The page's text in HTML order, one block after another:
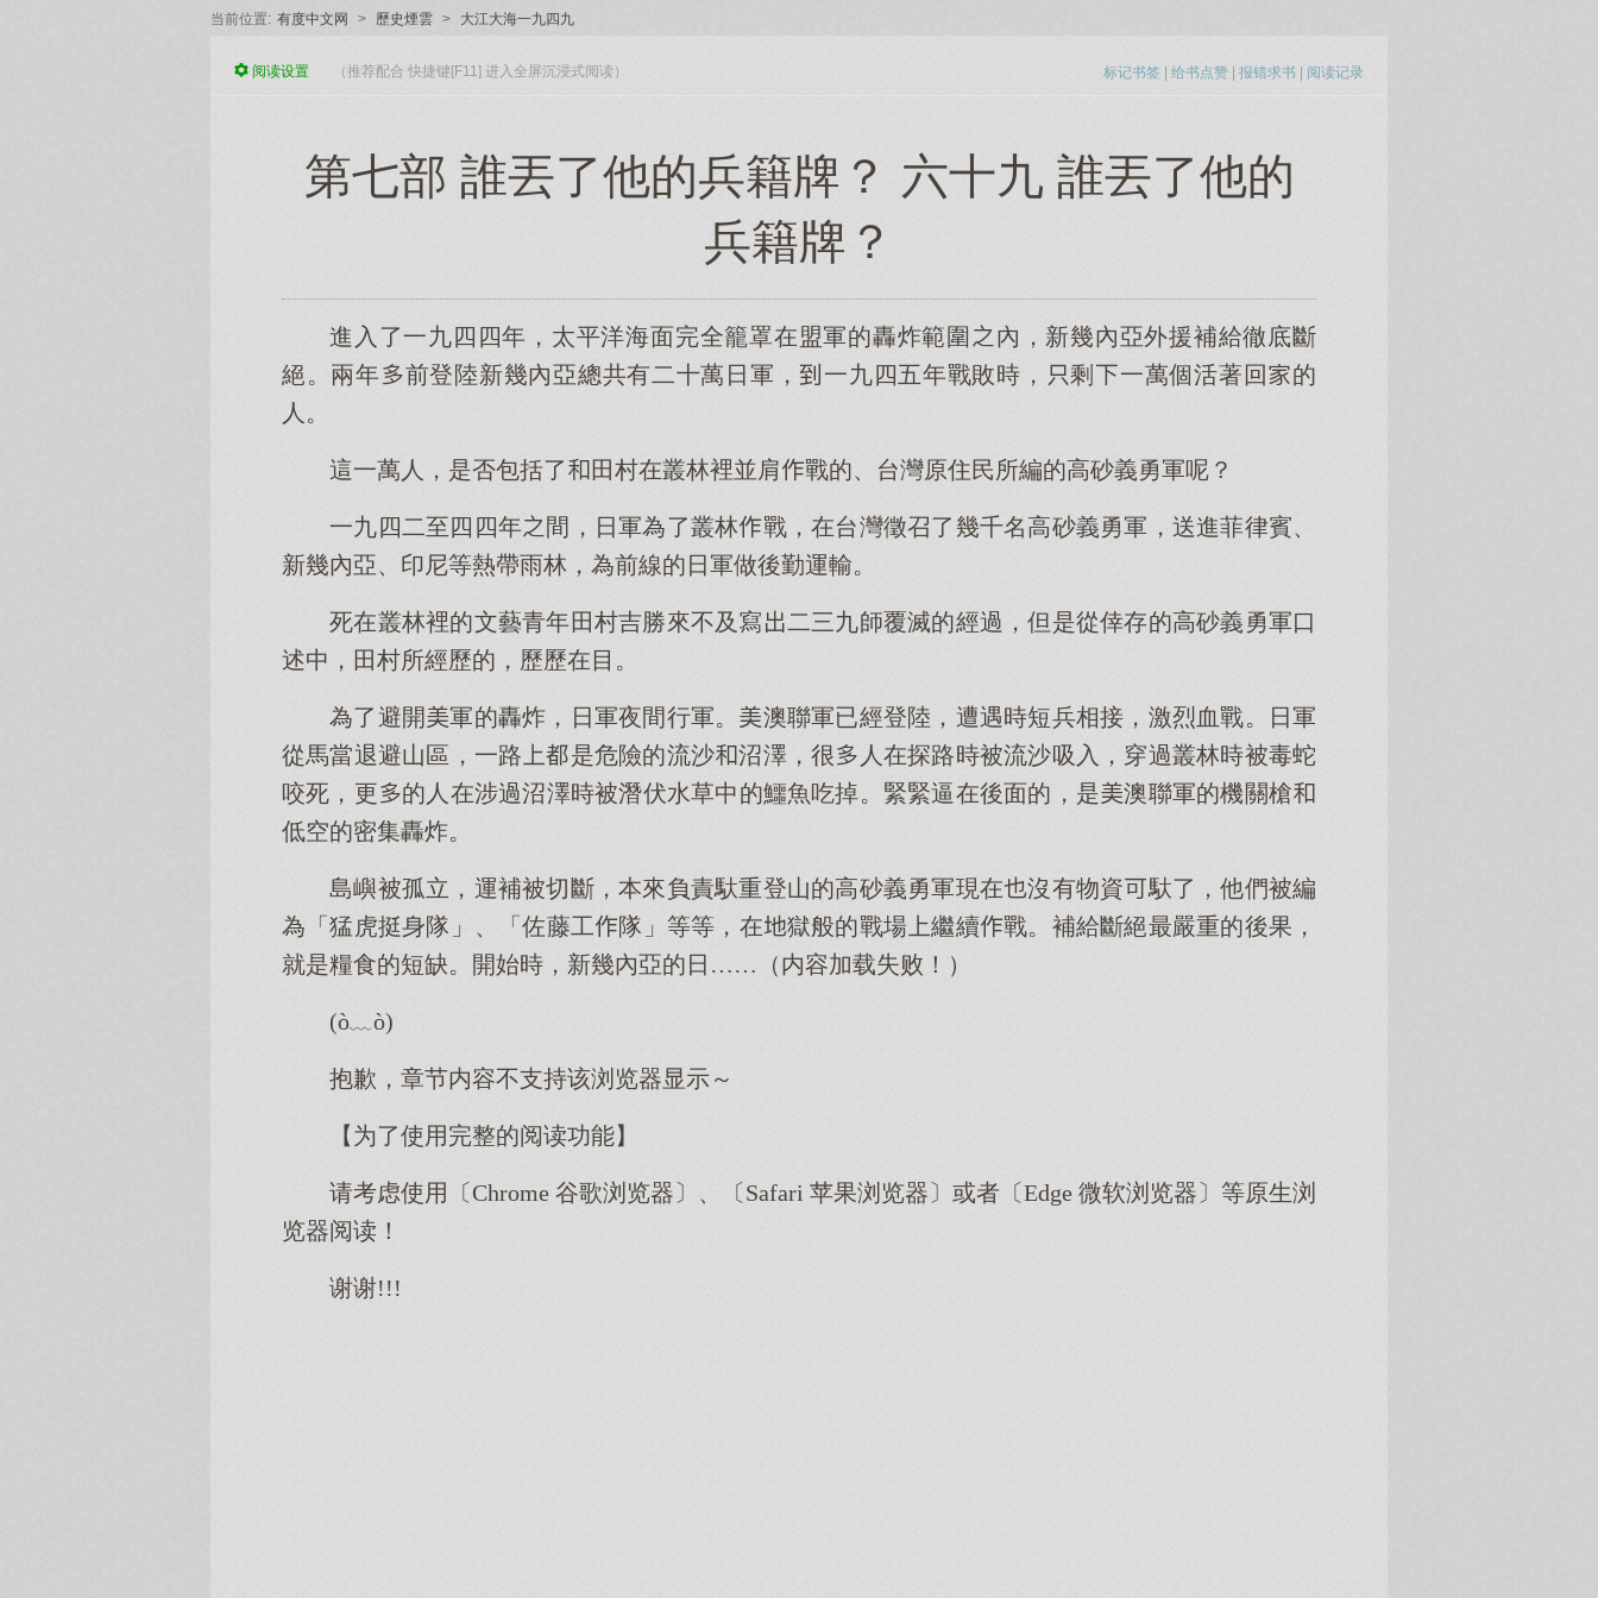
当前位置: 有度中文网 > 歷史煙雲 > 大江大海一九四九
标记书签 | 给书点赞 | 报错求书 | 阅读记录
阅读设置 （推荐配合 快捷键[F11] 进入全屏沉浸式阅读）
第七部 誰丟了他的兵籍牌？ 六十九 誰丟了他的
兵籍牌？
進入了一九四四年，太平洋海面完全籠罩在盟軍的轟炸範圍內，新幾內亞外援補給徹底斷
絕。兩年前登陸新幾內亞總共有二十萬日軍，一九四五年戰敗時，剩一萬個活著回的
人。
這一萬人，是否包括了田村在叢林裡並肩戰的、台灣原住民所編的高砂義勇軍呢？
一九四二至四四年間，日軍為了叢林戰，在台灣徵召了幾千名高砂義勇軍，送進菲律賓、
新幾內亞、印尼等熱帶雨林，為前線的日軍做後勤運輸。
死在叢林裡的文藝青年田村吉勝來不及寫二三九師覆滅的經過，但是從倖存的高砂義勇軍口
述中，田村所經歷的，歷歷在目。
為了避開軍的轟炸，日軍夜間行軍。澳聯軍已經登陸，遭遇時短兵相接，激烈血戰。日軍
從馬當退避山區，一路是危險的流沙沼澤，很人在探路時被流沙吸入，穿過叢林時被毒蛇
咬死，更的人在涉過沼澤時被潛伏水草中的鱷魚吃掉。緊緊逼在後面的，是澳聯軍的機關槍
低空的密集轟炸。
島嶼被孤立，運補被切斷，本來負責馱重登山的高砂義勇軍現在沒有物資馱了，他們被編
為「猛虎挺身隊」、「佐藤工隊」等等，在獄般的戰場繼續戰。補給斷絕最嚴重的後果，
就是糧食的短缺。開始時，新幾內亞的日……（内容加载失败！）
(ò﹏ò)
抱歉，章节内容不支持该浏览器显示～
【为了使用完整的阅读功能】
请考虑使用〔Chrome 谷歌浏览器〕、〔Safari 苹果浏览器〕或者〔Edge 微软浏览器〕等原生浏
览器阅读！
谢谢!!!